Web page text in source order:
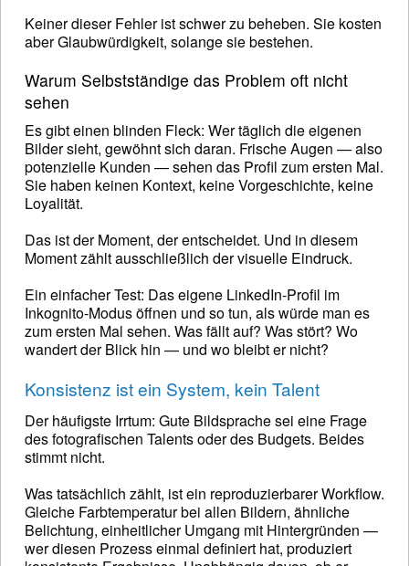
Keiner dieser Fehler ist schwer zu beheben. Sie kosten
aber Glaubwürdigkeit, solange sie bestehen.
Warum Selbstständige das Problem oft nicht
sehen
Es gibt einen blinden Fleck: Wer täglich die eigenen
Bilder sieht, gewöhnt sich daran. Frische Augen — also
potenzielle Kunden — sehen das Profil zum ersten Mal.
Sie haben keinen Kontext, keine Vorgeschichte, keine
Loyalität.
Das ist der Moment, der entscheidet. Und in diesem
Moment zählt ausschließlich der visuelle Eindruck.
Ein einfacher Test: Das eigene LinkedIn-Profil im
Inkognito-Modus öffnen und so tun, als würde man es
zum ersten Mal sehen. Was fällt auf? Was stört? Wo
wandert der Blick hin — und wo bleibt er nicht?
Konsistenz ist ein System, kein Talent
Der häufigste Irrtum: Gute Bildsprache sei eine Frage
des fotografischen Talents oder des Budgets. Beides
stimmt nicht.
Was tatsächlich zählt, ist ein reproduzierbarer Workflow.
Gleiche Farbtemperatur bei allen Bildern, ähnliche
Belichtung, einheitlicher Umgang mit Hintergründen —
wer diesen Prozess einmal definiert hat, produziert